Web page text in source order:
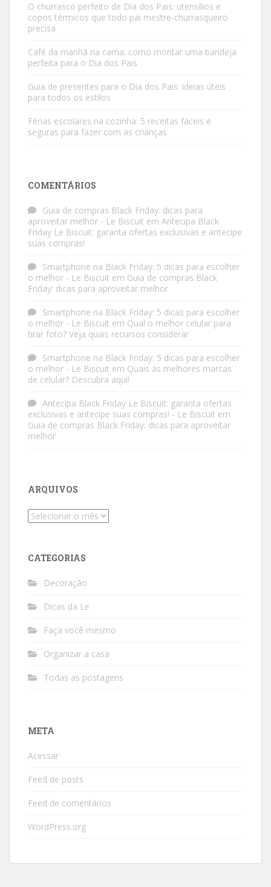
O churrasco perfeito de Dia dos Pais: utensílios e
copos térmicos que todo pai mestre-churrasqueiro
precisa
Café da manhã na cama: como montar uma bandeja
perfeita para o Dia dos Pais
Guia de presentes para o Dia dos Pais: ideias úteis
para todos os estilos
Férias escolares na cozinha: 5 receitas fáceis e
seguras para fazer com as crianças
COMENTÁRIOS
Guia de compras Black Friday: dicas para
aproveitar melhor - Le Biscuit em Antecipa Black
Friday Le Biscuit: garanta ofertas exclusivas e antecipe
suas compras!
Smartphone na Black Friday: 5 dicas para escolher
o melhor - Le Biscuit em Guia de compras Black
Friday: dicas para aproveitar melhor
Smartphone na Black Friday: 5 dicas para escolher
o melhor - Le Biscuit em Qual o melhor celular para
tirar foto? Veja quais recursos considerar
Smartphone na Black Friday: 5 dicas para escolher
o melhor - Le Biscuit em Quais as melhores marcas
de celular? Descubra aqui!
Antecipa Black Friday Le Biscuit: garanta ofertas
exclusivas e antecipe suas compras! - Le Biscuit em
Guia de compras Black Friday: dicas para aproveitar
melhor
ARQUIVOS
Arquivos
CATEGORIAS
Decoração
Dicas da Le
Faça você mesmo
Organizar a casa
Todas as postagens
META
Acessar
Feed de posts
Feed de comentários
WordPress.org